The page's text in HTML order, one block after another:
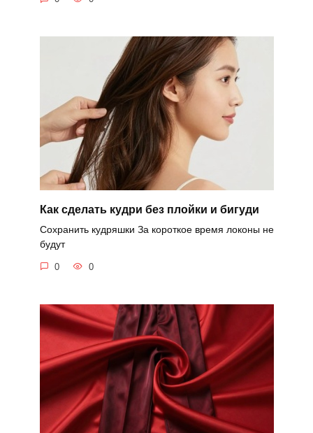
Как сделать кудри без плойки и бигуди
Сохранить кудряшки За короткое время локоны не
будут
0 0